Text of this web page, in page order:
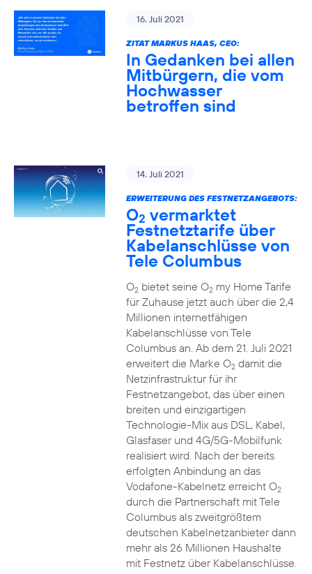
16. Juli 2021
ZITAT MARKUS HAAS, CEO:
In Gedanken bei allen
Mitbürgern, die vom
Hochwasser
betroffen sind
14. Juli 2021
ERWEITERUNG DES FESTNETZANGEBOTS:
O2 vermarktet
Festnetztarife über
Kabelanschlüsse von
Tele Columbus
O2bietet seine O2my Home Tarife
für Zuhause jetzt auch über die 2,4
Millionen internetfähigen
Kabelanschlüsse von Tele
Columbus an. Ab dem 21. Juli 2021
erweitert die Marke O2damit die
Netzinfrastruktur für ihr
Festnetzangebot, das über einen
breiten und einzigartigen
Technologie-Mix aus DSL, Kabel,
Glasfaser und 4G/5G-Mobilfunk
realisiert wird. Nach der bereits
erfolgten Anbindung an das
Vodafone-Kabelnetz erreicht O2
durch die Partnerschaft mit Tele
Columbus als zweitgrößtem
deutschen Kabelnetzanbieter dann
mehr als 26 Millionen Haushalte
mit Festnetz über Kabelanschlüsse.